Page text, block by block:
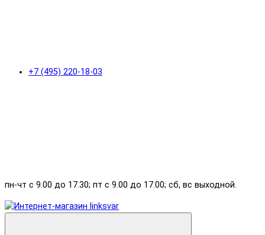
+7 (495) 220-18-03
пн-чт с 9.00 до 17.30; пт с 9.00 до 17.00; сб, вс выходной.